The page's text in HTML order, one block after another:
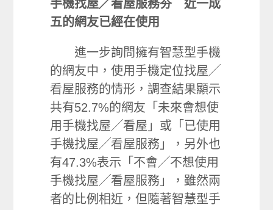
手機找屋╱看屋服務夯 近一成
五的網友已經在使用
進一步詢問擁有智慧型手機
的網友中，使用手機定位找屋╱
看屋服務的情形，調查結果顯示
共有52.7%的網友「未來會想使
用手機找屋╱看屋」或「已使用
手機找屋╱看屋服務」，另外也
有47.3%表示「不會╱不想使用
手機找屋╱看屋服務」，雖然兩
者的比例相近，但隨著智慧型手